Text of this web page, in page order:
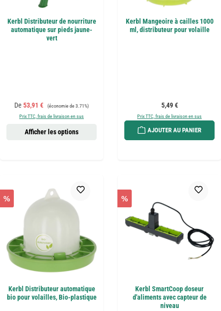
Kerbl Distributeur de nourriture
automatique sur pieds jaune-
vert
Prix de vente :
De 53,91 € Prix régulier :
(économie de 3.71%)
Prix TTC, frais de livraison en sus
Afficher les options
Kerbl Mangeoire à cailles 1000
ml, distributeur pour volaille
Prix régulier :
5,49 €
Prix TTC, frais de livraison en sus
AJOUTER AU PANIER
%
Kerbl Distributeur automatique
bio pour volailles, Bio-plastique
%
Kerbl SmartCoop doseur
d'aliments avec capteur de
niveau